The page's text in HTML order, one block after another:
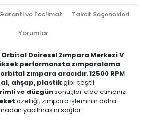
Garanti ve Teslimat Taksit Seçenekleri
Yorumlar
Orbital Dairesel Zımpara Merkezi V,
performansta zımparalama
zımpara aracıdır. 12500 RPM
ahşap, plastikgibi çeşitli
ve düzgünsonuçlar elde etmenizi
özelliği, zımpara işleminin daha
yapılmasını sağlar.